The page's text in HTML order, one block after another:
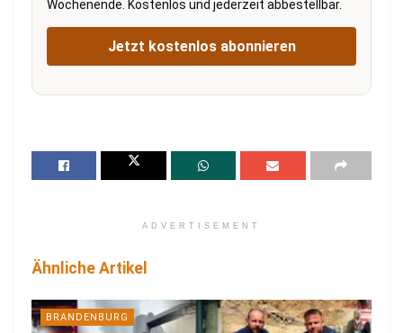
Wochenende. Kostenlos und jederzeit abbestellbar.
Jetzt kostenlos abonnieren
ADVERTISEMENT
Ähnliche Artikel
BRANDENBURG